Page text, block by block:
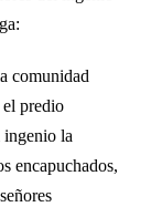
comunidad
predio
ingenio la
encapuchados,